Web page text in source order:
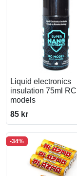
Liquid electronics
insulation 75ml RC
models
85 kr
-34%